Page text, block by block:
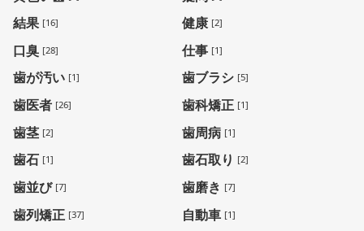
結果 [16] 健康 [2]
口臭 [28] 仕事 [1]
歯が汚い [1] 歯ブラシ [5]
歯医者 [26] 歯科矯正 [1]
歯茎 [2] 歯周病 [1]
歯石 [1] 歯石取り [2]
歯並び [7] 歯磨き [7]
歯列矯正 [37] 自動車 [1]